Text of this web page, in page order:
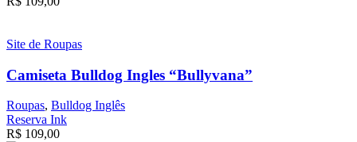
Site de Roupas
Camiseta Bulldog Ingles “Bullyvana”
Roupas, Bulldog Inglês
Reserva Ink
R$ 109,00